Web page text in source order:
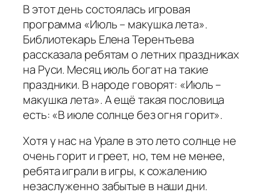
В этот день состоялась игровая
программа «Июль – макушка лета».
Библиотекарь Елена Терентьева
рассказала ребятам о летних праздниках
на Руси. Месяц июль богат на такие
праздники. В народе говорят: «Июль –
макушка лета». А ещё такая пословица
есть: «В июле солнце без огня горит».
Хотя у нас на Урале в это лето солнце не
очень горит и греет, но, тем не менее,
ребята играли в игры, к сожалению
незаслуженно забытые в наши дни.